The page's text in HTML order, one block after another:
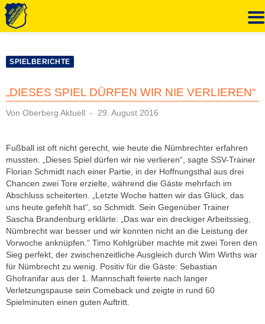
Inhalt
SPIELBERICHTE
„DIESES SPIEL DÜRFEN WIR NIE VERLIEREN“
Von Oberberg Aktuell
Veröffentlicht
29. August 2016
Fußball ist oft nicht gerecht, wie heute die Nümbrechter erfahren
mussten. „Dieses Spiel dürfen wir nie verlieren“, sagte SSV-Trainer
Florian Schmidt nach einer Partie, in der Hoffnungsthal aus drei
Chancen zwei Tore erzielte, während die Gäste mehrfach im
Abschluss scheiterten. „Letzte Woche hatten wir das Glück, das
uns heute gefehlt hat“, so Schmidt. Sein Gegenüber Trainer
Sascha Brandenburg erklärte: „Das war ein dreckiger Arbeitssieg,
Nümbrecht war besser und wir konnten nicht an die Leistung der
Vorwoche anknüpfen.“ Timo Kohlgrüber machte mit zwei Toren den
Sieg perfekt, der zwischenzeitliche Ausgleich durch Wim Wirths war
für Nümbrecht zu wenig. Positiv für die Gäste: Sebastian
Ghofranifar aus der 1. Mannschaft feierte nach langer
Verletzungspause sein Comeback und zeigte in rund 60
Spielminuten einen guten Auftritt.